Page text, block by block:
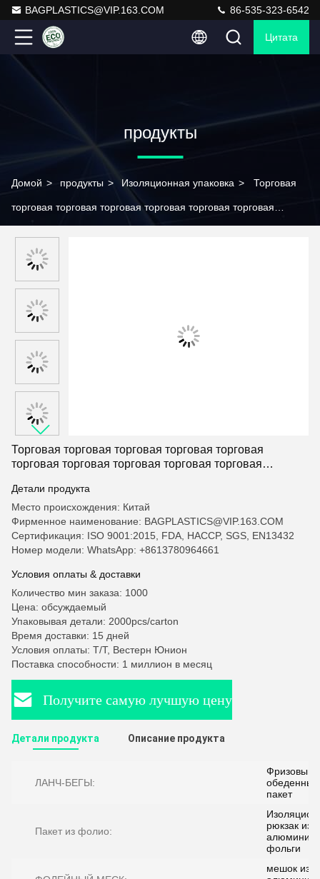
BAGPLASTICS@VIP.163.COM 86-535-323-6542
Цитата
продукты
Домой > продукты > Изоляционная упаковка > Торговая
торговая торговая торговая торговая торговая торговая
торговая торговая торговая торговая торговая торговая
торговая торговая торговая торговая торговая торговая
торговая торговая торговая торговая торговая торговая
торговая торговая торговая торговая торговая торговая
торговая торговая торговая торговая торговая торговая
торговая торговая торговая торговая торговая торговая
торговая торговая торговая торговая торговая торговая торго
Торговая торговая торговая торговая торговая
торговая торговая торговая торговая торговая
торговая торговая торговая торговая торговая
торговая торговая торговая торговая торговая
торговая торговая торговая торговая торговая
торговая торговая торговая торговая торговая
торговая торговая торговая торговая торговая
торговая торговая торговая торговая торговая
торговая торговая торговая торговая торговая торго
Детали продукта
Место происхождения: Китай
Фирменное наименование: BAGPLASTICS@VIP.163.COM
Сертификация: ISO 9001:2015, FDA, HACCP, SGS, EN13432
Номер модели: WhatsApp: +8613780964661
Условия оплаты & доставки
Количество мин заказа: 1000
Цена: обсуждаемый
Упаковывая детали: 2000pcs/carton
Время доставки: 15 дней
Условия оплаты: Т/Т, Вестерн Юнион
Поставка способности: 1 миллион в месяц
Получите самую лучшую цену
Детали продукта Описание продукта
ЛАНЧ-БЕГЫ:
Фризовый
обеденный
пакет
Пакет из фолио:
рюкзак из
фольги
мешок из